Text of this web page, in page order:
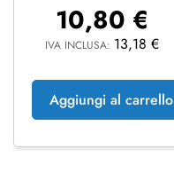
10,80 €
IVA INCLUSA: 13,18 €
Aggiungi al carrello